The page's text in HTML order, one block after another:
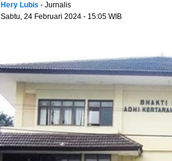
Hery Lubis - Jurnalis
Sabtu, 24 Februari 2024 - 15:05 WIB